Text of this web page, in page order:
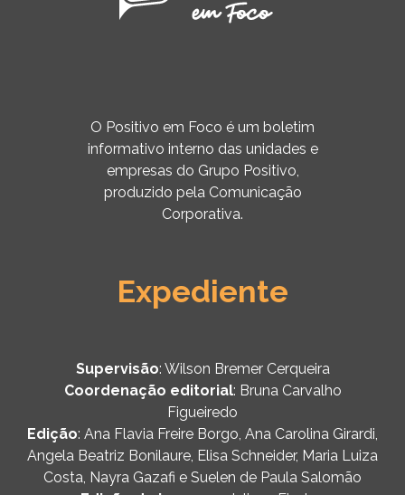
O Positivo em Foco é um boletim
informativo interno das unidades e
empresas do Grupo Positivo,
produzido pela Comunicação
Corporativa.
Expediente
Supervisão: Wilson Bremer Cerqueira
Coordenação editorial: Bruna Carvalho
Figueiredo
Edição: Ana Flavia Freire Borgo, Ana Carolina Girardi,
Angela Beatriz Bonilaure, Elisa Schneider, Maria Luiza
Costa, Nayra Gazafi e Suelen de Paula Salomão